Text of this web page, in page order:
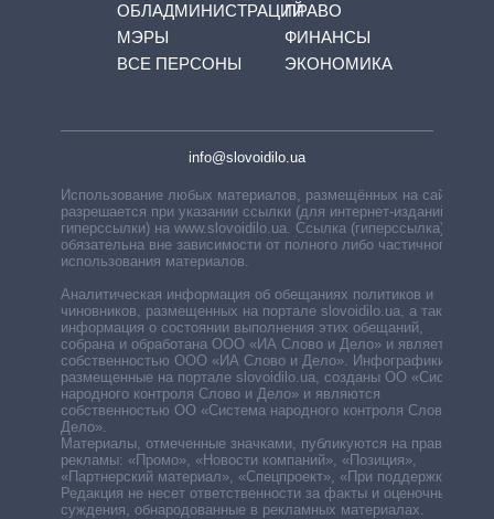
ОБЛАДМИНИСТРАЦИЙ
МЭРЫ
ВСЕ ПЕРСОНЫ
ПРАВО
ФИНАНСЫ
ЭКОНОМИКА
info@slovoidilo.ua
Использование любых материалов, размещённых на сайте,
разрешается при указании ссылки (для интернет-изданий —
гиперссылки) на www.slovoidilo.ua. Ссылка (гиперссылка)
обязательна вне зависимости от полного либо частичного
использования материалов.
Аналитическая информация об обещаниях политиков и
чиновников, размещенных на портале slovoidilo.ua, а также
информация о состоянии выполнения этих обещаний,
собрана и обработана ООО «ИА Слово и Дело» и является
собственностью ООО «ИА Слово и Дело». Инфографики,
размещенные на портале slovoidilo.ua, созданы ОО «Система
народного контроля Слово и Дело» и являются
собственностью ОО «Система народного контроля Слово и
Дело».
Материалы, отмеченные значками, публикуются на правах
рекламы: «Промо», «Новости компаний», «Позиция»,
«Партнерский материал», «Спецпроект», «При поддержке».
Редакция не несет ответственности за факты и оценочные
суждения, обнародованные в рекламных материалах.